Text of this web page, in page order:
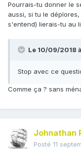
Pourrais-tu donner le
aussi, si tu le
s'entend) lierais-tu au
Le 10/09/2018
Stop avec ce
Comme ça ? sans
Johnathan
Posté 11